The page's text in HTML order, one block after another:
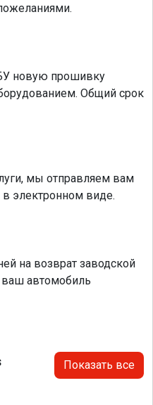
новую прошивку
Общий срок
мы отправляем вам
электронном виде.
на возврат заводской
автомобиль
Показать все